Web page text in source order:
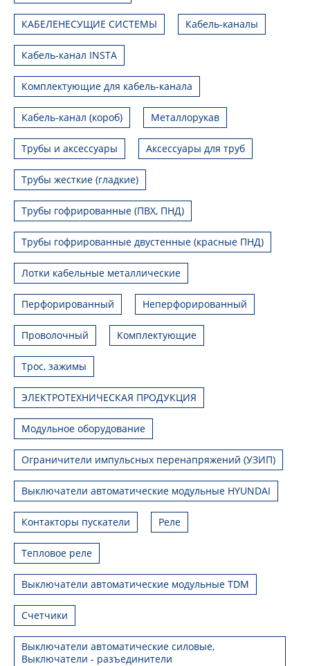
КАБЕЛЕНЕСУЩИЕ СИСТЕМЫ Кабель-каналы
Кабель-канал INSTA
Комплектующие для кабель-канала
Кабель-канал (короб) Металлорукав
Трубы и аксессуары Аксессуары для труб
Трубы жесткие (гладкие)
Трубы гофрированные (ПВХ, ПНД)
Трубы гофрированные двустенные (красные ПНД)
Лотки кабельные металлические
Перфорированный Неперфорированный
Проволочный Комплектующие
Трос, зажимы
ЭЛЕКТРОТЕХНИЧЕСКАЯ ПРОДУКЦИЯ
Модульное оборудование
Ограничители импульсных перенапряжений (УЗИП)
Выключатели автоматические модульные HYUNDAI
Контакторы пускатели Реле
Тепловое реле
Выключатели автоматические модульные TDM
Счетчики
Выключатели автоматические силовые,
Выключатели - разъединители